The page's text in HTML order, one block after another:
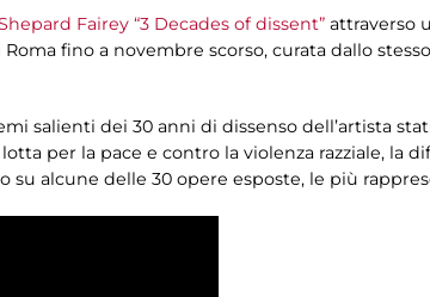
Fairey “3 Decades of dissent” attraverso
fino a novembre scorso, curata dallo stesso
salienti dei 30 anni di dissenso dell’artista
per la pace e contro la violenza razziale, la
su alcune delle 30 opere esposte, le più